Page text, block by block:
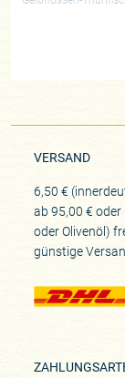
VERSAND
6,50 €
ab 95,00 € oder
oder Olivenöl)
günstige